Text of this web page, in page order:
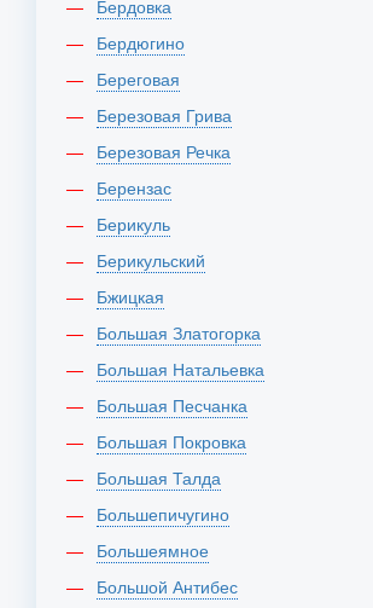
Бердовка
Бердюгино
Береговая
Березовая Грива
Березовая Речка
Берензас
Берикуль
Берикульский
Бжицкая
Большая Златогорка
Большая Натальевка
Большая Песчанка
Большая Покровка
Большая Талда
Большепичугино
Большеямное
Большой Антибес